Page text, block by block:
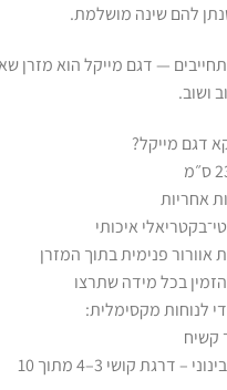
להם שינה מושלמת.
— דגם מייקל הוא מזרן
ושוב.
דגם מייקל?
איכותי
פנימית בתוך המזרן
בכל מידה שתרצו
לנוחות מקסימלית:
קשיח
– דרגת קושי 3–4 מתוך 10